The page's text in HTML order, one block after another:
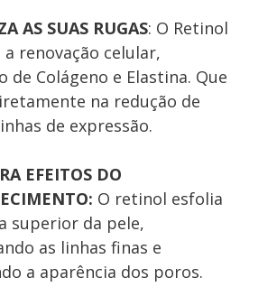
AS SUAS RUGAS: O Retinol
renovação celular,
de Colágeno e Elastina. Que
na redução de
de expressão.
EFEITOS DO
O retinol esfolia
superior da pele,
as linhas finas e
a aparência dos poros.